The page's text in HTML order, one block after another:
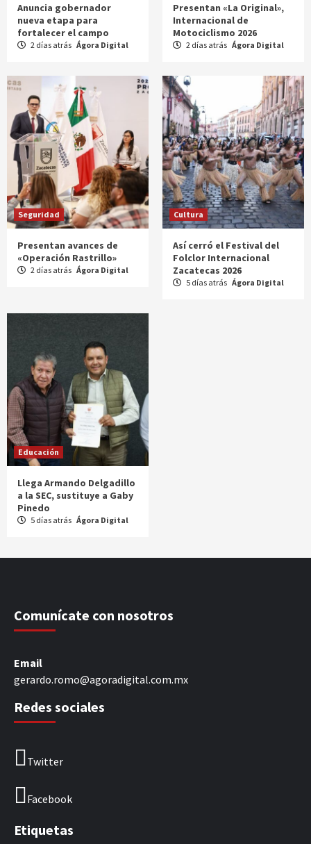
Anuncia gobernador
nueva etapa para
fortalecer el campo
2 días atrás Ágora Digital
Presentan «La Original»,
Internacional de
Motociclismo 2026
2 días atrás Ágora Digital
Seguridad
Presentan avances de
«Operación Rastrillo»
2 días atrás Ágora Digital
Cultura
Así cerró el Festival del
Folclor Internacional
Zacatecas 2026
5 días atrás Ágora Digital
Educación
Llega Armando Delgadillo
a la SEC, sustituye a Gaby
Pinedo
5 días atrás Ágora Digital
Comunícate con nosotros
Email
gerardo.romo@agoradigital.com.mx
Redes sociales
Twitter
Facebook
Etiquetas